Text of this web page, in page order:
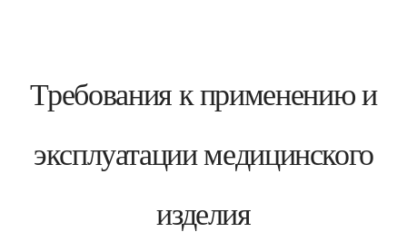
Требования к применению и
эксплуатации медицинского
изделия